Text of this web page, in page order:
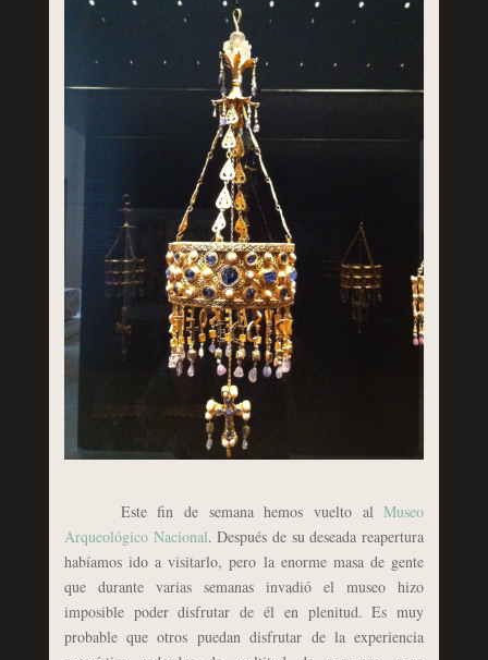
Este fin de semana hemos vuelto alMuseo
Arqueológico Nacional. Después de su deseada reapertura
habíamos ido a visitarlo, pero la enorme masa de gente
que durante varias semanas invadió el museo hizo
imposible poder disfrutar de él en plenitud. Es muy
probable que otros puedan disfrutar de la experiencia